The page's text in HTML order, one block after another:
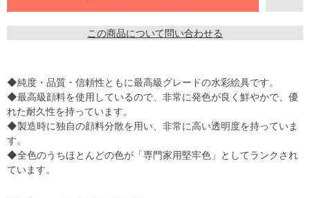
この商品について問い合わせる
◆純度・品質・信頼性ともに最高級グレードの水彩絵具です。
◆最高級顔料を使用しているので、非常に発色が良く鮮やかで、優
れた耐久性を持っています。
◆製造時に独自の顔料分散を用い、非常に高い透明度を持っていま
す。
◆全色のうちほとんどの色が「専門家用堅牢色」としてランクされ
ています。